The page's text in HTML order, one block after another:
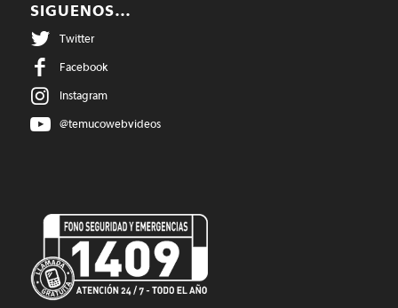
SIGUENOS…
Twitter
Facebook
Instagram
@temucowebvideos